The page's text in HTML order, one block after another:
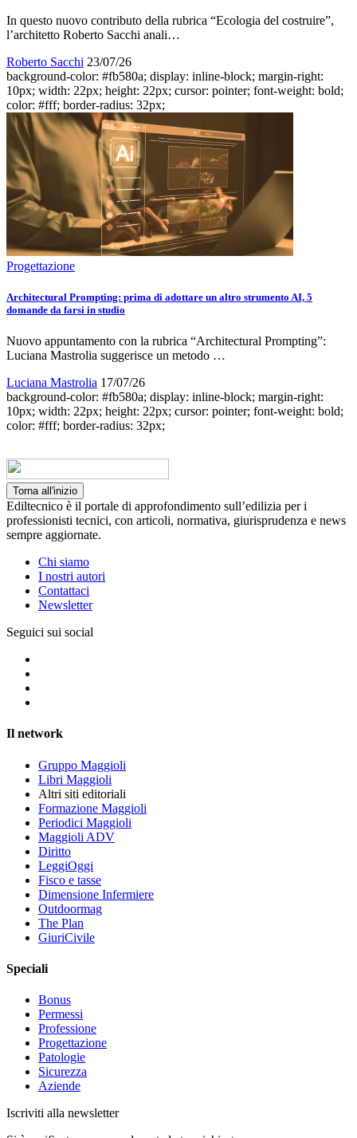
In questo nuovo contributo della rubrica “Ecologia del costruire”,
l’architetto Roberto Sacchi anali…
Roberto Sacchi 23/07/26
background-color: #fb580a; display: inline-block; margin-right:
10px; width: 22px; height: 22px; cursor: pointer; font-weight: bold;
color: #fff; border-radius: 32px;
Progettazione
Architectural Prompting: prima di adottare un altro strumento AI, 5
domande da farsi in studio
Nuovo appuntamento con la rubrica “Architectural Prompting”:
Luciana Mastrolia suggerisce un metodo …
Luciana Mastrolia 17/07/26
background-color: #fb580a; display: inline-block; margin-right:
10px; width: 22px; height: 22px; cursor: pointer; font-weight: bold;
color: #fff; border-radius: 32px;
Torna all'inizio
Ediltecnico è il portale di approfondimento sull’edilizia per i
professionisti tecnici, con articoli, normativa, giurisprudenza e news
sempre aggiornate.
Chi siamo
I nostri autori
Contattaci
Newsletter
Seguici sui social
Il network
Gruppo Maggioli
Libri Maggioli
Altri siti editoriali
Formazione Maggioli
Periodici Maggioli
Maggioli ADV
Diritto
LeggiOggi
Fisco e tasse
Dimensione Infermiere
Outdoormag
The Plan
GiuriCivile
Speciali
Bonus
Permessi
Professione
Progettazione
Patologie
Sicurezza
Aziende
Iscriviti alla newsletter